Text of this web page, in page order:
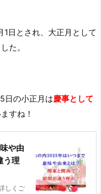
1日とされ、大正月として
た。
日の小正月は慶事として
すね！
や由
う理
しくご